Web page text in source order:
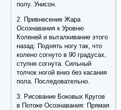
полу. Унисон.
2. Привнесение Жара
Осознавания к Уровню
Коленей и выталкивание этого
назад: Поднять ногу так, что
колено согнуто в 90 градусах,
ступня согнута. Сильный
толчок ногой вниз без касания
пола. Последовательно.
3. Рисование Боковых Кругов
в Потоке Осознавания: Прямая